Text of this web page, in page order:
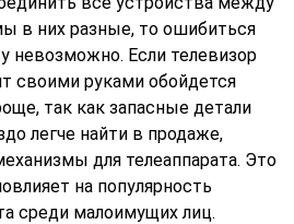
в них разные, то ошибиться
невозможно. Если телевизор
своими руками обойдется
так как запасные детали
легче найти в продаже,
для телеаппарата. Это
на популярность
среди малоимущих лиц.